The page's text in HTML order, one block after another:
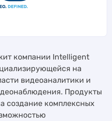
компании Intelligent
на
видеоаналитики и
Продукты
создание комплексных